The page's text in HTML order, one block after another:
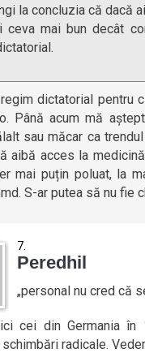
la concluzia că dacă
ceva mai bun decât
dictatorial pentru
Până acum mă
sau măcar ca
aibă acces la
mai puțin poluat, la
S-ar putea să nu fie
Peredhil
„personal nu cred că
cei din Germania
radicale.